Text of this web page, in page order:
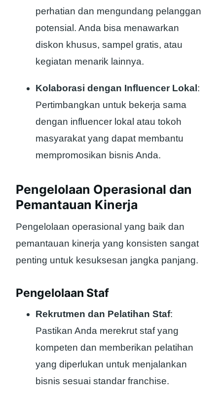
perhatian dan mengundang pelanggan
potensial. Anda bisa menawarkan
diskon khusus, sampel gratis, atau
kegiatan menarik lainnya.
Kolaborasi dengan Influencer Lokal:
Pertimbangkan untuk bekerja sama
dengan influencer lokal atau tokoh
masyarakat yang dapat membantu
mempromosikan bisnis Anda.
Pengelolaan Operasional dan
Pemantauan Kinerja
Pengelolaan operasional yang baik dan
pemantauan kinerja yang konsisten sangat
penting untuk kesuksesan jangka panjang.
Pengelolaan Staf
Rekrutmen dan Pelatihan Staf:
Pastikan Anda merekrut staf yang
kompeten dan memberikan pelatihan
yang diperlukan untuk menjalankan
bisnis sesuai standar franchise.